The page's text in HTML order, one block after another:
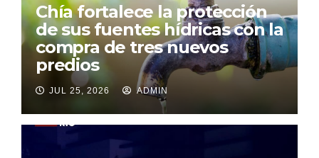
Chía fortalece la protección
de sus fuentes hídricas con la
compra de tres nuevos
predios
JUL 25, 2026 ADMIN